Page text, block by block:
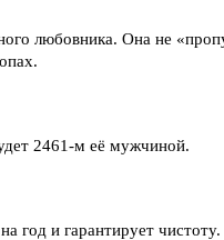
любовника. Она не
2461-м её мужчиной.
год и гарантирует чистоту.